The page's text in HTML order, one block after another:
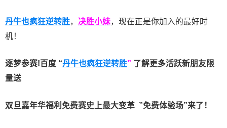
丹牛也疯狂逆转胜， 决胜小妹，现在正是你加入的最好时
机！
逐梦参赛!百度 “丹牛也疯狂逆转胜” 了解更多活跃新朋友限
量送
双旦嘉年华福利 免费赛史上最大变革 ”免费体验场”来了！